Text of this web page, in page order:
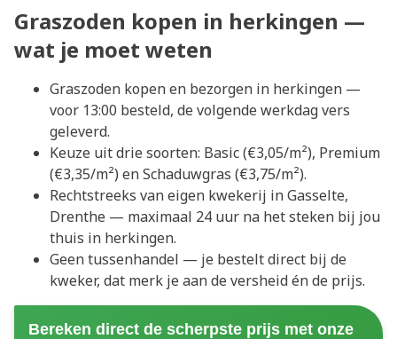
Graszoden kopen in herkingen —
wat je moet weten
Graszoden kopen en bezorgen in herkingen —
voor 13:00 besteld, de volgende werkdag vers
geleverd.
Keuze uit drie soorten: Basic (€3,05/m²), Premium
(€3,35/m²) en Schaduwgras (€3,75/m²).
Rechtstreeks van eigen kwekerij in Gasselte,
Drenthe — maximaal 24 uur na het steken bij jou
thuis in herkingen.
Geen tussenhandel — je bestelt direct bij de
kweker, dat merk je aan de versheid én de prijs.
Bereken direct de scherpste prijs met onze